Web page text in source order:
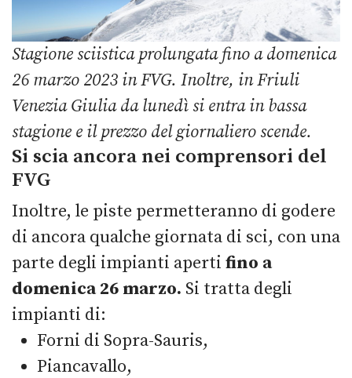
Stagione sciistica prolungata fino a domenica
26 marzo 2023 in FVG. Inoltre, in Friuli
Venezia Giulia da lunedì si entra in bassa
stagione e il prezzo del giornaliero scende.
Si scia ancora nei comprensori del
FVG
Inoltre, le piste permetteranno di godere
di ancora qualche giornata di sci, con una
parte degli impianti aperti fino a
domenica 26 marzo. Si tratta degli
impianti di:
Forni di Sopra-Sauris,
Piancavallo,